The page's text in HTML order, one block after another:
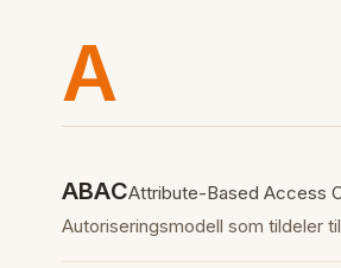
A
ABACAttribute-Based Access
Autoriseringsmodell som tildeler